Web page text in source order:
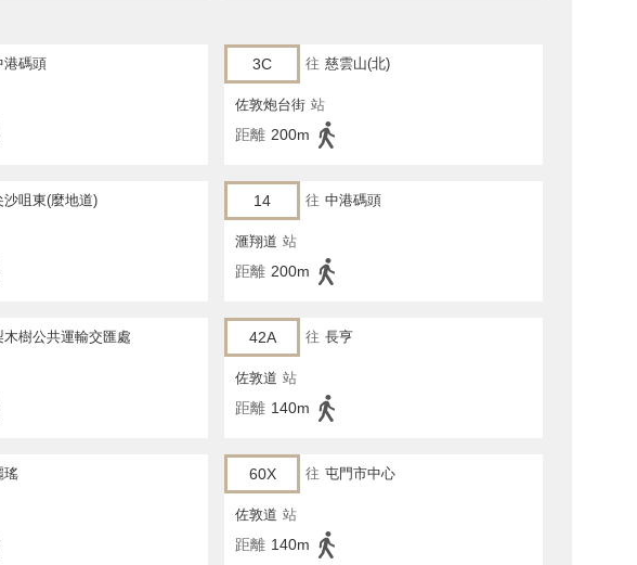
港碼頭 3C 往 慈雲山(北)
佐敦炮台街 站
距離 200m
沙咀東(麼地道) 14 往 中港碼頭
滙翔道 站
距離 200m
木樹公共運輸交匯處 42A 往 長亨
佐敦道 站
距離 140m
瑤 60X 往 屯門市中心
佐敦道 站
距離 140m